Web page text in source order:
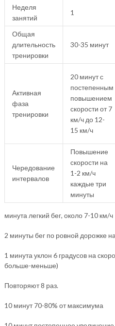
Неделя
занятий
1
Общая
длительность
тренировки
30-35 минут
Активная
фаза
тренировки
20 минут с
постепенным
повышением
скорости от 7
км/ч до 12-
15 км/ч
Чередование
интервалов
Повышение
скорости на
1-2 км/ч
каждые три
минуты
минута легкий бег, около 7-10 км/ч
2 минуты бег по ровной дорожке
1 минута уклон 6 градусов на
больше-меньше)
Повторяют 8 раз.
10 минут 70-80% от максимума